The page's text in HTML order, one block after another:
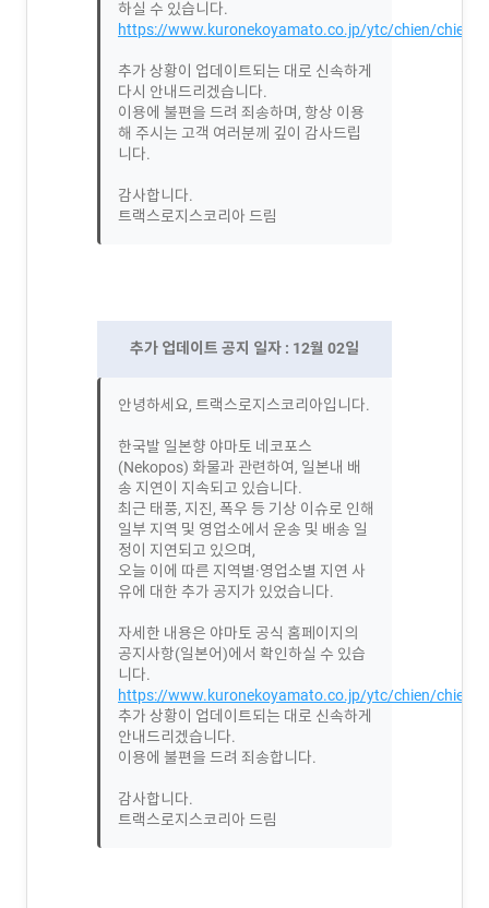
하실 수 있습니다.
https://www.kuronekoyamato.co.jp/ytc/chien/
추가 상황이 업데이트되는 대로 신속하게
다시 안내드리겠습니다.
이용에 불편을 드려 죄송하며, 항상 이용
해 주시는 고객 여러분께 깊이 감사드립
니다.
감사합니다.
트랙스로지스코리아 드림
추가 업데이트 공지 일자 : 12월 02일
안녕하세요, 트랙스로지스코리아입니다.
한국발 일본향 야마토 네코포스
(Nekopos) 화물과 관련하여, 일본내 배
송 지연이 지속되고 있습니다.
최근 태풍, 지진, 폭우 등 기상 이슈로 인해
일부 지역 및 영업소에서 운송 및 배송 일
정이 지연되고 있으며,
오늘 이에 따른 지역별·영업소별 지연 사
유에 대한 추가 공지가 있었습니다.
자세한 내용은 야마토 공식 홈페이지의
공지사항(일본어)에서 확인하실 수 있습
니다.
https://www.kuronekoyamato.co.jp/ytc/chien/
추가 상황이 업데이트되는 대로 신속하게
안내드리겠습니다.
이용에 불편을 드려 죄송합니다.
감사합니다.
트랙스로지스코리아 드림